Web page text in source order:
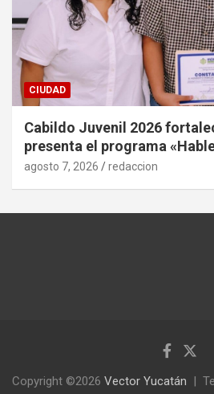
CIUDAD
Cabildo Juvenil 2026
presenta el programa
agosto 7, 2026 redaccion
Copyright ©2026 Vector Yucatán